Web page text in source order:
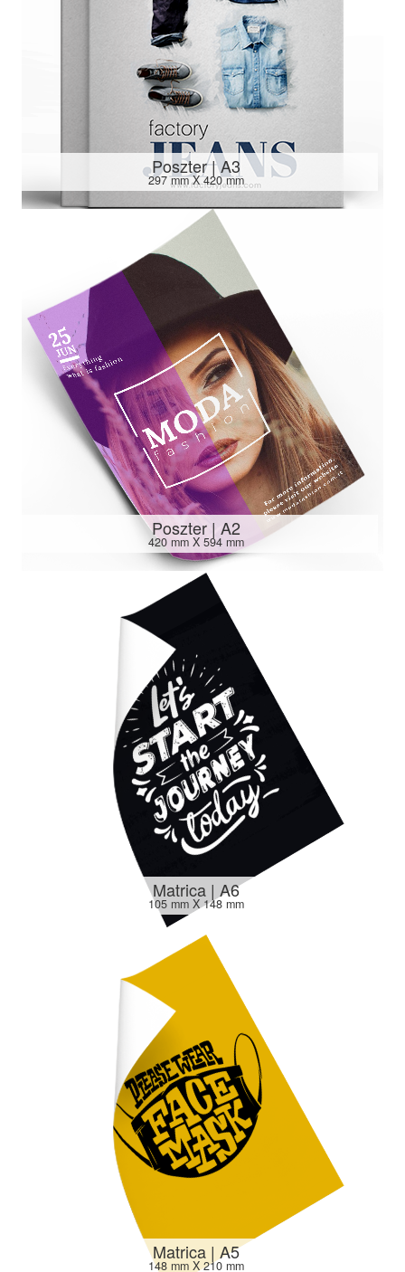
Poszter | A3
297 mm X 420 mm
Poszter | A2
420 mm X 594 mm
Matrica | A6
105 mm X 148 mm
Matrica | A5
148 mm X 210 mm